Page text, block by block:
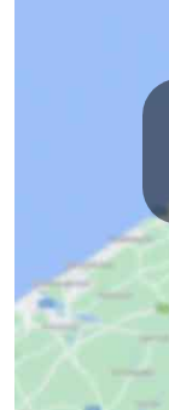
Middelkerke
Westende
-
Oostduinkerke